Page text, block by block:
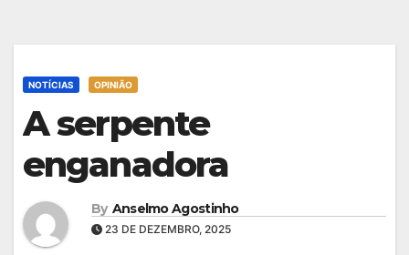
NOTÍCIAS OPINIÃO
A serpente
enganadora
By Anselmo Agostinho
23 DE DEZEMBRO, 2025